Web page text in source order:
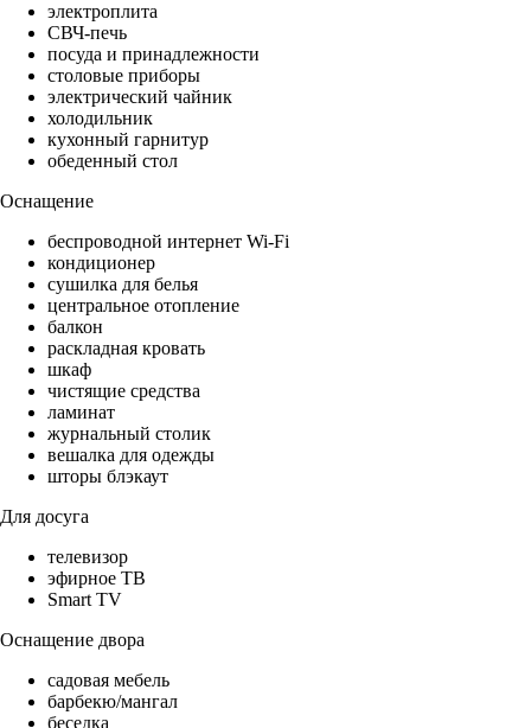
электроплита
СВЧ-печь
посуда и принадлежности
столовые приборы
электрический чайник
холодильник
кухонный гарнитур
обеденный стол
Оснащение
беспроводной интернет Wi-Fi
кондиционер
сушилка для белья
центральное отопление
балкон
раскладная кровать
шкаф
чистящие средства
ламинат
журнальный столик
вешалка для одежды
шторы блэкаут
Для досуга
телевизор
эфирное ТВ
Smart TV
Оснащение двора
садовая мебель
барбекю/мангал
беседка